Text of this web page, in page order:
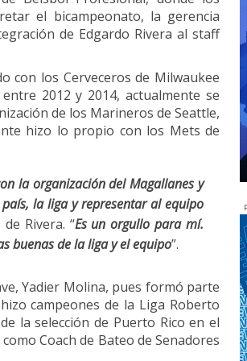
el bicampeonato, la gerencia
de Edgardo Rivera al staff
con los Cerveceros de Milwaukee
2012 y 2014, actualmente se
de los Marineros de Seattle,
hizo lo propio con los Mets de
la organización del Magallanes y
la liga y representar al equipo
Rivera. “Es un orgullo para mí.
buenas de la liga y el equipo”.
Yadier Molina, pues formó parte
campeones de la Liga Roberto
la selección de Puerto Rico en el
Coach de Bateo de Senadores